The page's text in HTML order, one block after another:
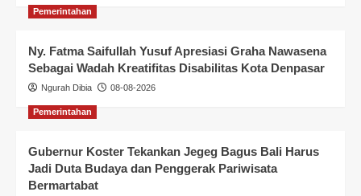
Pemerintahan
Ny. Fatma Saifullah Yusuf Apresiasi Graha Nawasena
Sebagai Wadah Kreatifitas Disabilitas Kota Denpasar
Ngurah Dibia 08-08-2026
Pemerintahan
Gubernur Koster Tekankan Jegeg Bagus Bali Harus
Jadi Duta Budaya dan Penggerak Pariwisata
Bermartabat